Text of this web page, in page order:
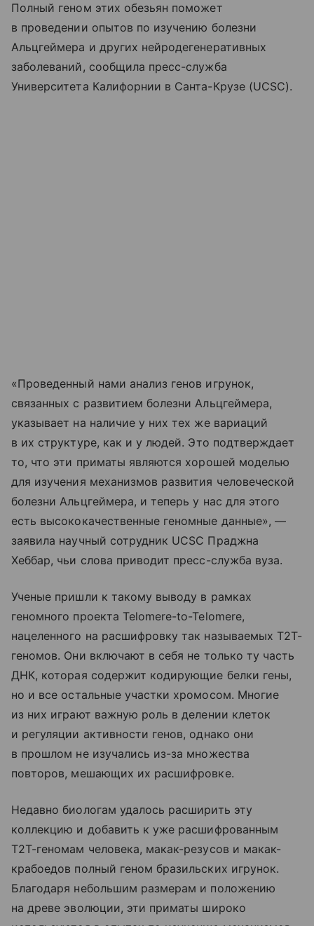
Полный геном этих обезьян поможет
в проведении опытов по изучению болезни
Альцгеймера и других нейродегенеративных
заболеваний, сообщила пресс-служба
Университета Калифорнии в Санта-Крузе (UCSC).
«Проведенный нами анализ генов игрунок,
связанных с развитием болезни Альцгеймера,
указывает на наличие у них тех же вариаций
в их структуре, как и у людей. Это подтверждает
то, что эти приматы являются хорошей моделью
для изучения механизмов развития человеческой
болезни Альцгеймера, и теперь у нас для этого
есть высококачественные геномные данные», —
заявила научный сотрудник UCSC Праджна
Хеббар, чьи слова приводит пресс-служба вуза.
Ученые пришли к такому выводу в рамках
геномного проекта Telomere-to-Telomere,
нацеленного на расшифровку так называемых Т2Т-
геномов. Они включают в себя не только ту часть
ДНК, которая содержит кодирующие белки гены,
но и все остальные участки хромосом. Многие
из них играют важную роль в делении клеток
и регуляции активности генов, однако они
в прошлом не изучались из-за множества
повторов, мешающих их расшифровке.
Недавно биологам удалось расширить эту
коллекцию и добавить к уже расшифрованным
Т2Т-геномам человека, макак-резусов и макак-
крабоедов полный геном бразильских игрунок.
Благодаря небольшим размерам и положению
на древе эволюции, эти приматы широко